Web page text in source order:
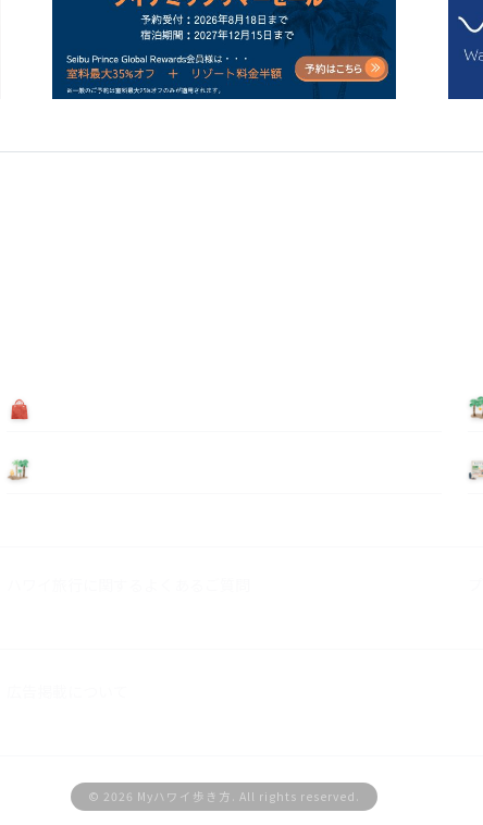
© 2026 Myハワイ歩き方. All rights reserved.